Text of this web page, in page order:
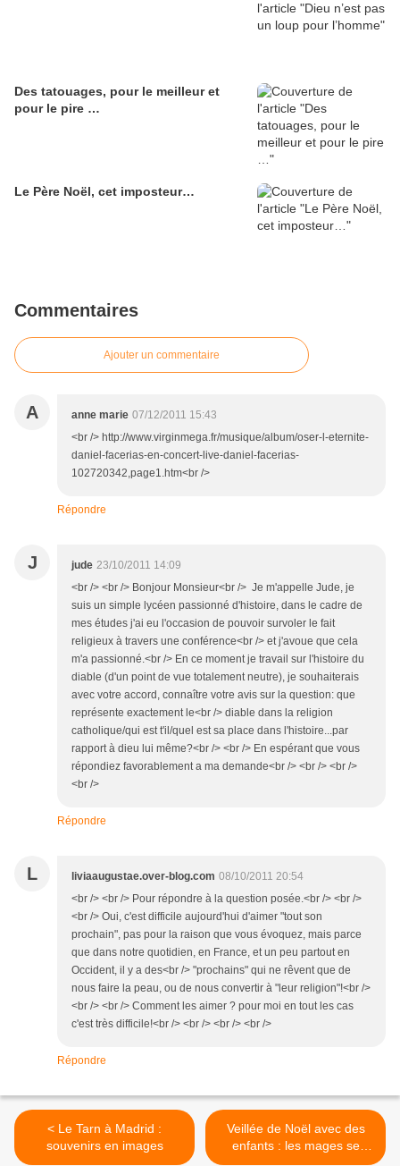
Des tatouages, pour le meilleur et
pour le pire …
Le Père Noël, cet imposteur…
Commentaires
Ajouter un commentaire
A anne marie 07/12/2011 15:43
<br /> http://www.virginmega.fr/musique/album/oser-l-eternite-
daniel-facerias-en-concert-live-daniel-facerias-
102720342,page1.htm<br />
Répondre
J jude 23/10/2011 14:09
<br /> <br /> Bonjour Monsieur<br /> Je m'appelle Jude, je
suis un simple lycéen passionné d'histoire, dans le cadre de
mes études j'ai eu l'occasion de pouvoir survoler le fait
religieux à travers une conférence<br /> et j'avoue que cela
m'a passionné.<br /> En ce moment je travail sur l'histoire du
diable (d'un point de vue totalement neutre), je souhaiterais
avec votre accord, connaître votre avis sur la question: que
représente exactement le<br /> diable dans la religion
catholique/qui est t'il/quel est sa place dans l'histoire...par
rapport à dieu lui même?<br /> <br /> En espérant que vous
répondiez favorablement a ma demande<br /> <br /> <br />
<br />
Répondre
L liviaaugustae.over-blog.com 08/10/2011 20:54
<br /> <br /> Pour répondre à la question posée.<br /> <br />
<br /> Oui, c'est difficile aujourd'hui d'aimer "tout son
prochain", pas pour la raison que vous évoquez, mais parce
que dans notre quotidien, en France, et un peu partout en
Occident, il y a des<br /> "prochains" qui ne rêvent que de
nous faire la peau, ou de nous convertir à "leur religion"!<br />
<br /> <br /> Comment les aimer ? pour moi en tout les cas
c'est très difficile!<br /> <br /> <br /> <br />
Répondre
< Le Tarn à Madrid :
souvenirs en images
Veillée de Noël avec des
enfants : les mages se
souviennent >